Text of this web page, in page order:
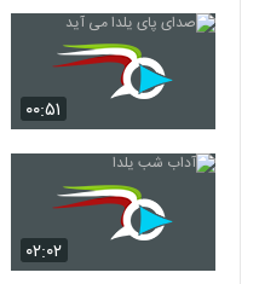
۰۰:۵۱
۰۲:۰۲